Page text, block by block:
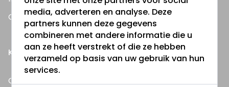
G9 Led lampjes
KLANTENSERVICE
Contact
media, adverteren en analyse. Deze
partners kunnen deze gegevens
combineren met andere informatie die u
aan ze heeft verstrekt of die ze hebben
verzameld op basis van uw gebruik van hun
services.